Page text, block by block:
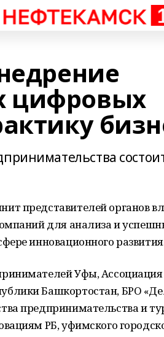
цифровых
представителей органов
для анализа и
инновационного
Уфы, Ассоциация
Башкортостан, БРО
предпринимательства и
РБ, уфимского